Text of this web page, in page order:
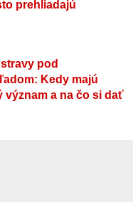
prehliadajú
pod
Kedy majú
význam a na čo si dať